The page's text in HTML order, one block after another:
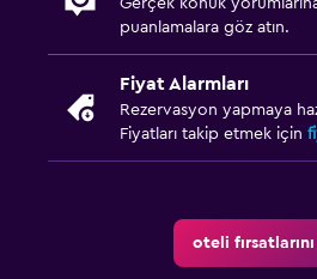
puanlamalara göz atın.
Fiyat Alarmları
Rezervasyon yapmaya
Fiyatları takip etmek için
oteli